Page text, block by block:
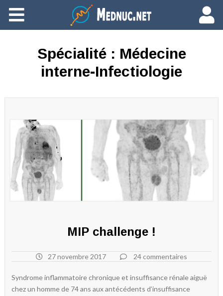
Ajouter du contenu
Spécialité : Médecine
interne-Infectiologie
MIP challenge !
27 novembre 2017 24 commentaires
Syndrome inflammatoire chronique et insuffisance rénale aiguë
chez un homme de 74 ans aux antécédents d’insuffisance